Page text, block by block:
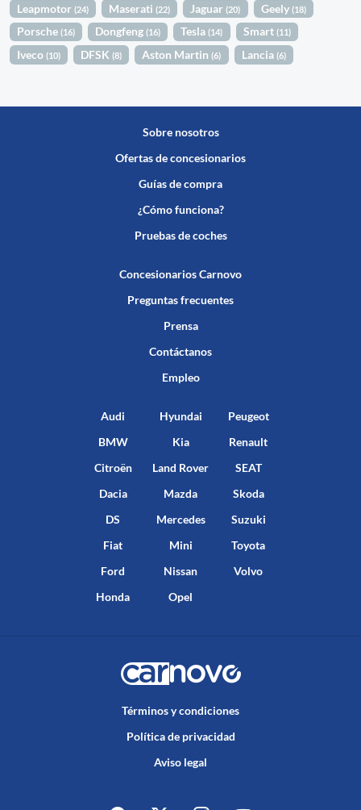
Leapmotor(24) Maserati(22) Jaguar(20) Geely (18)
Porsche(16) Dongfeng(16) Tesla(14) Smart (11)
Iveco(10) DFSK(8) Aston Martin(6) Lancia (6)
Sobre nosotros
Ofertas de concesionarios
Guías de compra
¿Cómo funciona?
Pruebas de coches
Concesionarios Carnovo
Preguntas frecuentes
Prensa
Contáctanos
Empleo
Audi
BMW
Citroën
Dacia
DS
Fiat
Ford
Honda
Hyundai
Kia
Land Rover
Mazda
Mercedes
Mini
Nissan
Opel
Peugeot
Renault
SEAT
Skoda
Suzuki
Toyota
Volvo
Términos y condiciones
Política de privacidad
Aviso legal